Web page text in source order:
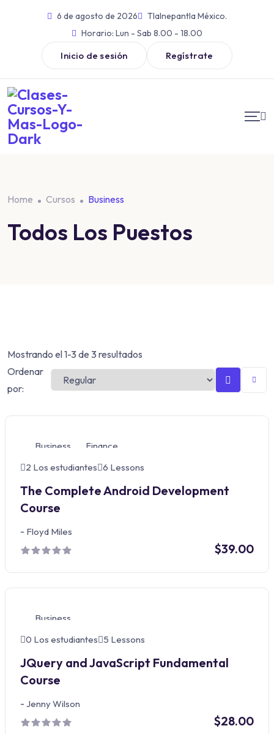
6 de agosto de 2026
Tlalnepantla México.
Horario: Lun - Sab 8.00 - 18.00
Inicio de sesión Regístrate
Home Cursos Business
Todos Los Puestos
Mostrando el 1-3 de 3 resultados
Ordenar
por:
Business
Finance
2 Los estudiantes 6 Lessons
The Complete Android Development
Course
- Floyd Miles
$39.00
Business
0 Los estudiantes 5 Lessons
JQuery and JavaScript Fundamental
Course
- Jenny Wilson
$28.00